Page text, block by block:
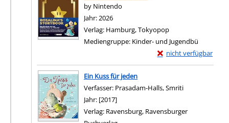
by Nintendo
Suche nach diesem Verfasser
Jahr:2026
Verlag: Hamburg, Tokyopop
Mediengruppe: Kinder- und Jugendbü
nicht verfügbar
Exemplar-Details von
Zum Download von
Ein Kuss für jeden
Verfasser: Prasadam-Halls, Smriti
Jahr: [2017]
Verlag: Ravensburg, Ravensburger